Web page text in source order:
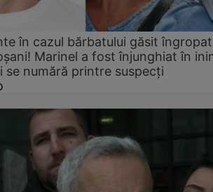
în cazul bărbatului găsit
Marinel a fost înjunghiat în
se numără printre suspecți